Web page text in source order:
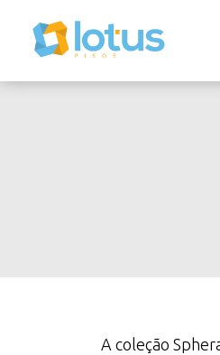
A coleção